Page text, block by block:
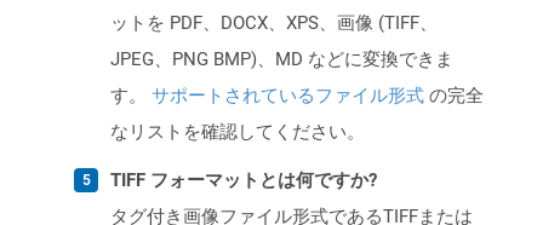
ットを PDF、DOCX、XPS、画像 (TIFF、
JPEG、PNG BMP)、MD などに変換できま
す。 サポートされているファイル形式 の完全
なリストを確認してください。
TIFF フォーマットとは何ですか?
タグ付き画像ファイル形式であるTIFFまたは